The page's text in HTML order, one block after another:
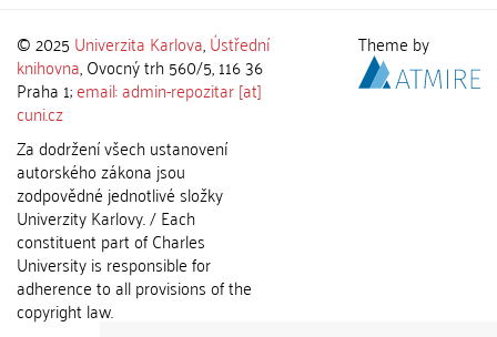
© 2025 Univerzita Karlova,Ústřední
knihovna, Ovocný trh 560/5, 116 36
Praha 1;email: admin-repozitar [at]
cuni.cz
Za dodržení všech ustanovení
autorského zákona jsou
zodpovědné jednotlivé složky
Univerzity Karlovy. / Each
constituent part of Charles
University is responsible for
adherence to all provisions of the
copyright law.
Theme by